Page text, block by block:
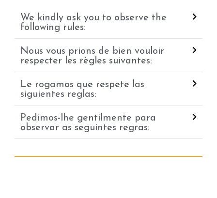
We kindly ask you to observe the
following rules:
Nous vous prions de bien vouloir
respecter les règles suivantes:
Le rogamos que respete las
siguientes reglas:
Pedimos-lhe gentilmente para
observar as seguintes regras: